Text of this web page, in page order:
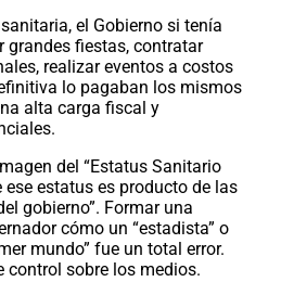
el Gobierno si tenía
grandes fiestas, contratar
realizar eventos a costos
lo pagaban los mismos
alta carga fiscal y
del “Estatus Sanitario
ese estatus es producto de las
gobierno”. Formar una
cómo un “estadista” o
mundo” fue un total error.
control sobre los medios.